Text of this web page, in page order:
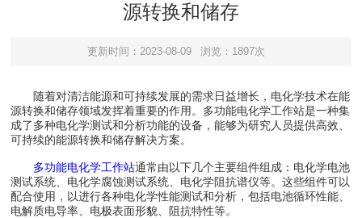
源转换和储存
更新时间：2023-08-09 浏览：1897次
随着对清洁能源和可持续发展的需求日益增长，电化学技术在能
源转换和储存领域发挥着重要的作用。多功能电化学工作站是一种集
成了多种电化学测试和分析功能的设备，能够为研究人员提供高效、
可持续的能源转换和储存解决方案。
多功能电化学工作站通常由以下几个主要组件组成：电化学电池
测试系统、电化学腐蚀测试系统、电化学阻抗谱仪等。这些组件可以
配合使用，以进行各种电化学性能测试和分析，包括电池循环性能、
电解质电导率、电极表面形貌、阻抗特性等。